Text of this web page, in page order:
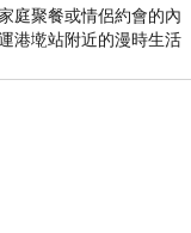
庭聚餐或情侶約會的內
港墘站附近的漫時生活
鐘即可抵